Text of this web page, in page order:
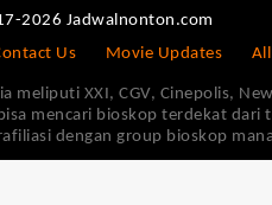
2026 Jadwalnonton.com
Us Movie Updates
XXI, CGV, Cinepolis,
mencari bioskop terdekat dari
dengan group bioskop